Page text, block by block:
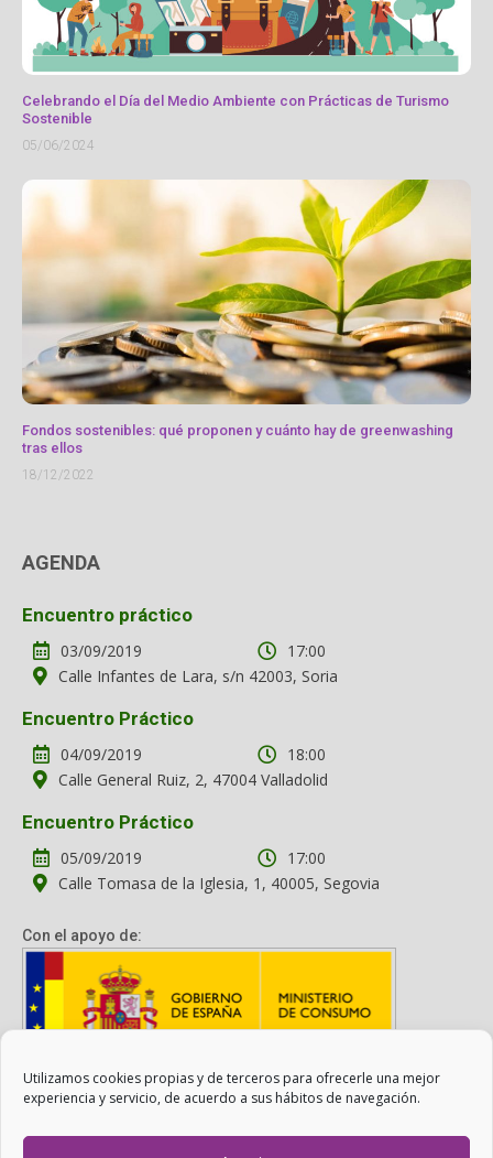
Utilizamos cookies propias y de terceros para ofrecerle una mejor
experiencia y servicio, de acuerdo a sus hábitos de navegación.
Celebrando el Día del Medio Ambiente con Prácticas de Turismo
Sostenible
05/06/2024
Fondos sostenibles: qué proponen y cuánto hay de greenwashing
tras ellos
18/12/2022
AGENDA
Encuentro práctico
03/09/2019
17:00
Calle Infantes de Lara, s/n 42003, Soria
Encuentro Práctico
04/09/2019
18:00
Calle General Ruiz, 2, 47004 Valladolid
Encuentro Práctico
05/09/2019
17:00
Calle Tomasa de la Iglesia, 1, 40005, Segovia
Con el apoyo de:
Con el apoyo del Ministerio de Consumo. Su contenido es
responsabilidad exclusiva de la asociación.